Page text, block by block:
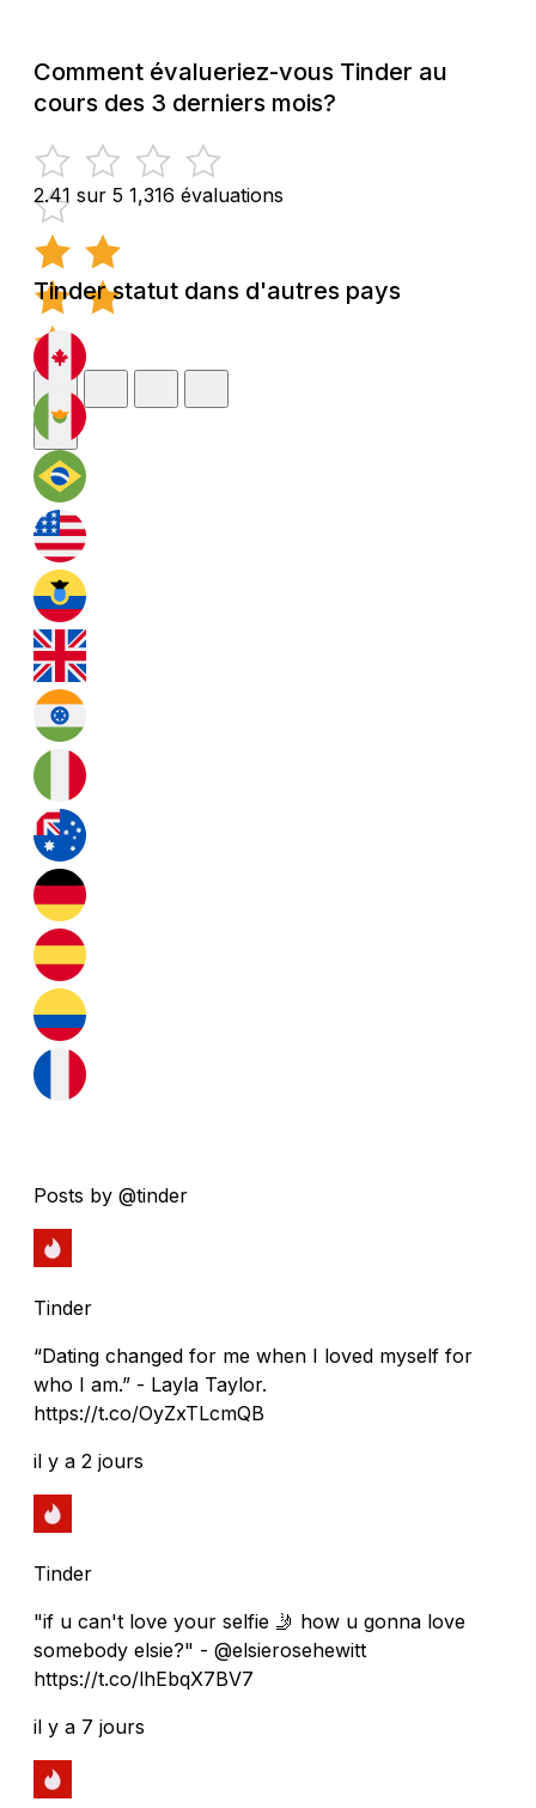
Comment évalueriez-vous Tinder au
cours des 3 derniers mois?
2.41 sur 5 1,316 évaluations
Tinder statut dans d'autres pays
Posts by @tinder
Tinder
“Dating changed for me when I loved myself for
who I am.” - Layla Taylor.
https://t.co/OyZxTLcmQB
il y a 2 jours
Tinder
"if u can't love your selfie 🤳 how u gonna love
somebody elsie?" - @elsierosehewitt
https://t.co/lhEbqX7BV7
il y a 7 jours